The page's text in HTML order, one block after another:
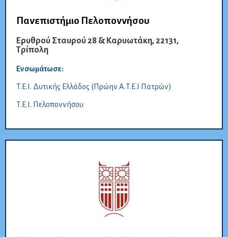
Πανεπιστήμιο Πελοποννήσου
Ερυθρού Σταυρού 28 & Καρυωτάκη, 22131,
Τρίπολη
Ενσωμάτωσε:
Τ.Ε.Ι. Δυτικής Ελλάδος (Πρώην Α.Τ.Ε.Ι Πατρών)
Τ.Ε.Ι. Πελοποννήσου